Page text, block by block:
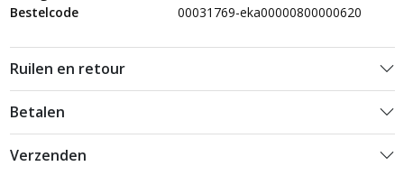
Bestelcode
00031769-eka00000800000620
Ruilen en retour
Betalen
Verzenden